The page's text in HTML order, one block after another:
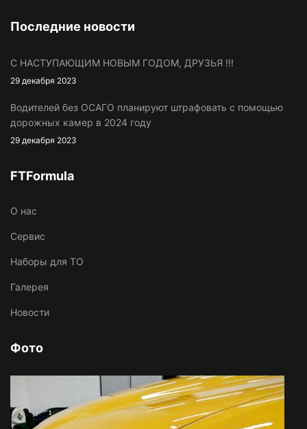
Последние новости
С НАСТУПАЮЩИМ НОВЫМ ГОДОМ, ДРУЗЬЯ !!!
29 декабря 2023
Водителей без ОСАГО планируют штрафовать с помощью
дорожных камер в 2024 году
29 декабря 2023
FTFormula
O нас
Сервис
Наборы для ТО
Галерея
Новости
Фото